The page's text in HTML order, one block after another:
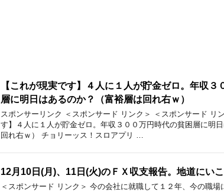
【これが現実です】４人に１人が貯金ゼロ。年収３
層に明日はあるのか？（富裕層は回れ右ｗ）
スポンサーリンク ＜スポンサード リンク＞ ＜スポンサード リ
す】４人に１人が貯金ゼロ。年収３００万円時代の貧困層に明
回れ右ｗ） チョリーッス！スロアプリ …
12月10日(月)、11日(火)のＦＸ収支報告。地道にい
＜スポンサード リンク＞ 今の会社に就職して１２年、今の職